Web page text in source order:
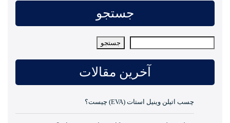
جستجو
جستجو
آخرین مقالات
چسب اتیلن وینیل استات (EVA) چیست؟